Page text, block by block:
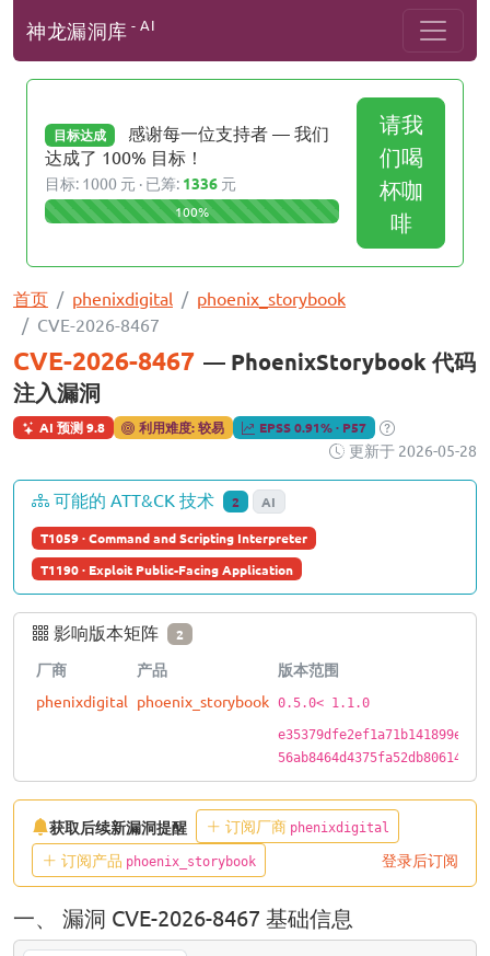
神龙漏洞库 - AI
目标达成
感谢每一位支持者 — 我们
达成了 100% 目标！
目标: 1000 元 · 已筹: 1336 元
100%
请我
们喝
杯咖
啡
首页 phenixdigital
phoenix_storybook
CVE-2026-8467
CVE-2026-8467 — PhoenixStorybook 代码
注入漏洞
AI 预测 9.8 利用难度: 较易 EPSS 0.91% · P57
更新于 2026-05-28
可能的 ATT&CK 技术 2 AI
T1059 · Command and Scripting Interpreter
T1190 · Exploit Public-Facing Application
影响版本矩阵 2
厂商 产品
版本范围
phenixdigital phoenix_storybook 0.5.0< 1.1.0
获取后续新漏洞提醒 订阅厂商 phenixdigital
订阅产品 phoenix_storybook 登录后订阅
一、 漏洞 CVE-2026-8467 基础信息